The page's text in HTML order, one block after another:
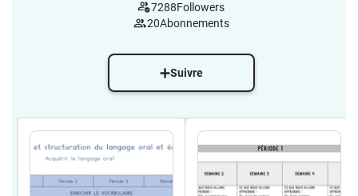
7288Followers
20Abonnements
Suivre